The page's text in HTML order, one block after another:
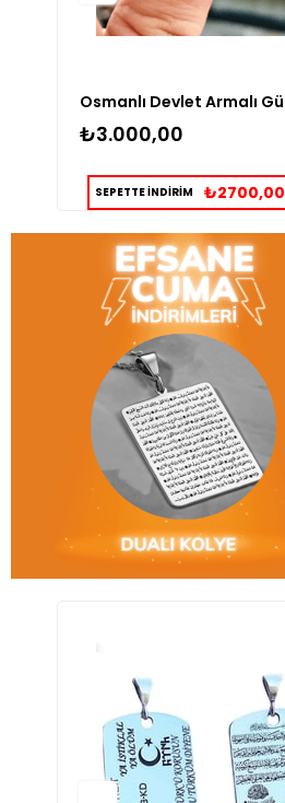
₺3.000,00
SEPETTE İNDİRİM ₺2700,00